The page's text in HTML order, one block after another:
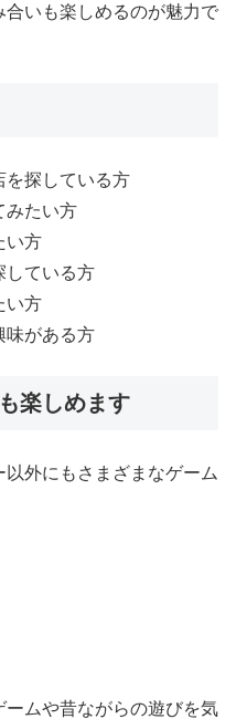
いも楽しめるのが魅力で
を探している方
みたい方
い方
している方
い方
味がある方
楽しめます
外にもさまざまなゲーム
ムや昔ながらの遊びを気